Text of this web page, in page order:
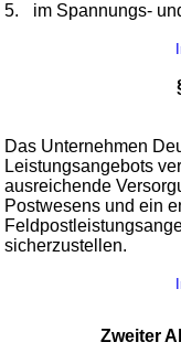
5. im Spannungs-
Das Unternehmen
Leistungsangebots
ausreichende
Postwesens und ein
sicherzustellen.
Zweiter